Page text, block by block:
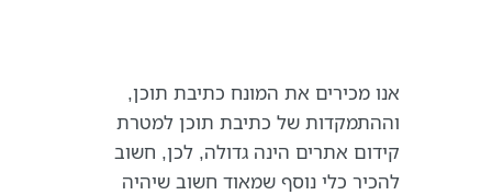
אנו מכירים את המונח כתיבת תוכן,
וההתמקדות של כתיבת תוכן למטרת
קידום אתרים הינה גדולה, לכן, חשוב
להכיר כלי נוסף שמאוד חשוב שיהיה